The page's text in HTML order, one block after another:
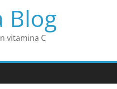
Blog
vitamina C